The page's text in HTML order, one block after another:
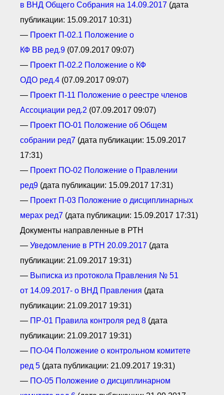
в ВНД Общего Собрания на 14.09.2017 (дата
публикации: 15.09.2017 10:31)
— П роект П-02.1 Положение о
КФ ВВ ред.9 (07.09.2017 09:07)
— П роект П-02.2 Положение о КФ
ОДО ред.4 (07.09.2017 09:07)
— Проект П-11 Положение о реестре членов
Ассоциации ред.2 (07.09.2017 09:07)
— Проект ПО-01 Положение об Общем
собрании ред7 (дата публикации: 15.09.2017
17:31)
— П роект ПО-02 Положение о П равлении
ред9 (дата публикации: 15.09.2017 17:31)
— Проект П-03 Положение о дисциплинарных
мерах ред7 (дата публикации: 15.09.2017 17:31)
Документы направленные в РТН
— Уведомление в РТН 20.09.2017 (дата
публикации: 21.09.2017 19:31)
— Выписка из протокола П равления № 51
от 14.09.2017- о ВНД П равления (дата
публикации: 21.09.2017 19:31)
— ПР-01 П равила контроля ред 8 (дата
публикации: 21.09.2017 19:31)
— ПО-04 Положение о контрольном комитете
ред 5 (дата публикации: 21.09.2017 19:31)
— ПО-05 Положение о дисциплинарном